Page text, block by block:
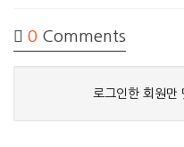
0 Comments
로그인한 회원만